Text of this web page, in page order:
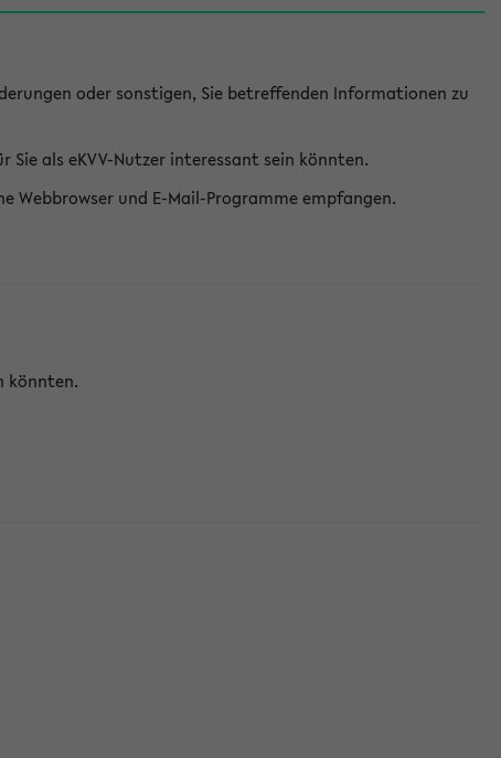
oder sonstigen, Sie betreffenden Informationen zu
als eKVV-Nutzer interessant sein könnten.
Webbrowser und E-Mail-Programme empfangen.
könnten.